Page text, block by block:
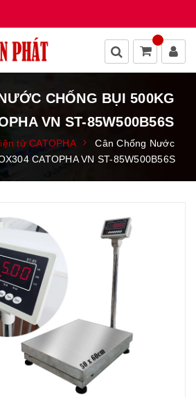
CHỐNG BỤI 500KG
VN ST-85W500B56S
tử CATOPHA
Cân Chống Nước
CATOPHA VN ST-85W500B56S